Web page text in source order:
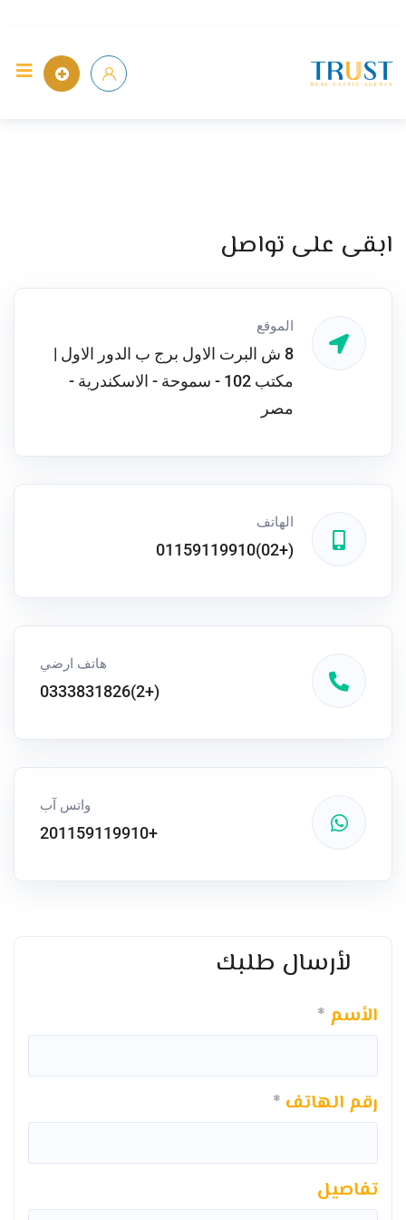
الرئيسية
ابقى على تواصل
الموقع
8 ش البرت الاول برج ب الدور الاول |
مكتب 102 - سموحة - الاسكندرية -
مصر
الهاتف
(+02)01159119910
هاتف ارضي
(+2)0333831826
واتس آب
+201159119910
لأرسال طلبك
الأسم
رقم الهاتف
تفاصيل